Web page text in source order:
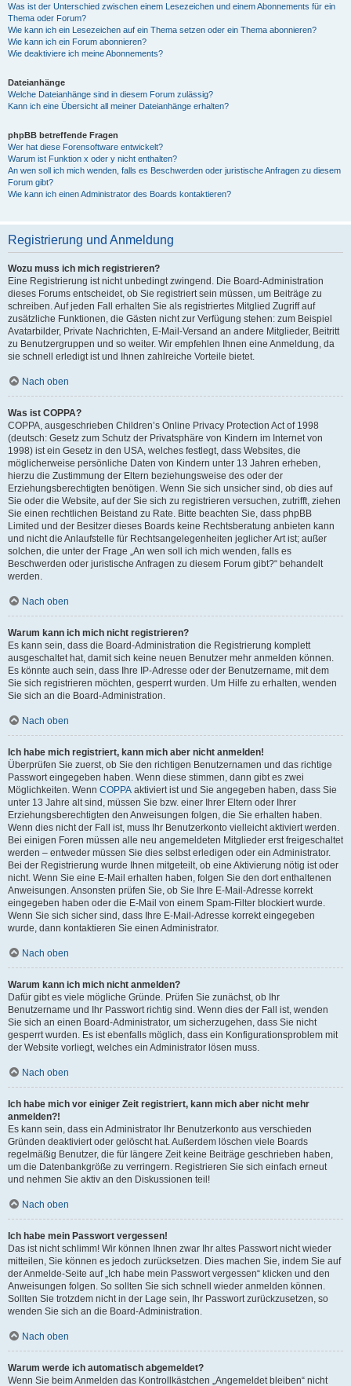
Was ist der Unterschied zwischen einem Lesezeichen und einem Abonnements für ein
Thema oder Forum?
Wie kann ich ein Lesezeichen auf ein Thema setzen oder ein Thema abonnieren?
Wie kann ich ein Forum abonnieren?
Wie deaktiviere ich meine Abonnements?
Dateianhänge
Welche Dateianhänge sind in diesem Forum zulässig?
Kann ich eine Übersicht all meiner Dateianhänge erhalten?
phpBB betreffende Fragen
Wer hat diese Forensoftware entwickelt?
Warum ist Funktion x oder y nicht enthalten?
An wen soll ich mich wenden, falls es Beschwerden oder juristische Anfragen zu diesem
Forum gibt?
Wie kann ich einen Administrator des Boards kontaktieren?
Registrierung und Anmeldung
Wozu muss ich mich registrieren?
Eine Registrierung ist nicht unbedingt zwingend. Die Board-Administration
dieses Forums entscheidet, ob Sie registriert sein müssen, um Beiträge zu
schreiben. Auf jeden Fall erhalten Sie als registriertes Mitglied Zugriff auf
zusätzliche Funktionen, die Gästen nicht zur Verfügung stehen: zum Beispiel
Avatarbilder, Private Nachrichten, E-Mail-Versand an andere Mitglieder, Beitritt
zu Benutzergruppen und so weiter. Wir empfehlen Ihnen eine Anmeldung, da
sie schnell erledigt ist und Ihnen zahlreiche Vorteile bietet.
Nach oben
Was ist COPPA?
COPPA, ausgeschrieben Children’s Online Privacy Protection Act of 1998
(deutsch: Gesetz zum Schutz der Privatsphäre von Kindern im Internet von
1998) ist ein Gesetz in den USA, welches festlegt, dass Websites, die
möglicherweise persönliche Daten von Kindern unter 13 Jahren erheben,
hierzu die Zustimmung der Eltern beziehungsweise des oder der
Erziehungsberechtigten benötigen. Wenn Sie sich unsicher sind, ob dies auf
Sie oder die Website, auf der Sie sich zu registrieren versuchen, zutrifft, ziehen
Sie einen rechtlichen Beistand zu Rate. Bitte beachten Sie, dass phpBB
Limited und der Besitzer dieses Boards keine Rechtsberatung anbieten kann
und nicht die Anlaufstelle für Rechtsangelegenheiten jeglicher Art ist; außer
solchen, die unter der Frage „An wen soll ich mich wenden, falls es
Beschwerden oder juristische Anfragen zu diesem Forum gibt?“ behandelt
werden.
Nach oben
Warum kann ich mich nicht registrieren?
Es kann sein, dass die Board-Administration die Registrierung komplett
ausgeschaltet hat, damit sich keine neuen Benutzer mehr anmelden können.
Es könnte auch sein, dass Ihre IP-Adresse oder der Benutzername, mit dem
Sie sich registrieren möchten, gesperrt wurden. Um Hilfe zu erhalten, wenden
Sie sich an die Board-Administration.
Nach oben
Ich habe mich registriert, kann mich aber nicht anmelden!
Überprüfen Sie zuerst, ob Sie den richtigen Benutzernamen und das richtige
Passwort eingegeben haben. Wenn diese stimmen, dann gibt es zwei
Möglichkeiten. Wenn COPPA aktiviert ist und Sie angegeben haben, dass Sie
unter 13 Jahre alt sind, müssen Sie bzw. einer Ihrer Eltern oder Ihrer
Erziehungsberechtigten den Anweisungen folgen, die Sie erhalten haben.
Wenn dies nicht der Fall ist, muss Ihr Benutzerkonto vielleicht aktiviert werden.
Bei einigen Foren müssen alle neu angemeldeten Mitglieder erst freigeschaltet
werden – entweder müssen Sie dies selbst erledigen oder ein Administrator.
Bei der Registrierung wurde Ihnen mitgeteilt, ob eine Aktivierung nötig ist oder
nicht. Wenn Sie eine E-Mail erhalten haben, folgen Sie den dort enthaltenen
Anweisungen. Ansonsten prüfen Sie, ob Sie Ihre E-Mail-Adresse korrekt
eingegeben haben oder die E-Mail von einem Spam-Filter blockiert wurde.
Wenn Sie sich sicher sind, dass Ihre E-Mail-Adresse korrekt eingegeben
wurde, dann kontaktieren Sie einen Administrator.
Nach oben
Warum kann ich mich nicht anmelden?
Dafür gibt es viele mögliche Gründe. Prüfen Sie zunächst, ob Ihr
Benutzername und Ihr Passwort richtig sind. Wenn dies der Fall ist, wenden
Sie sich an einen Board-Administrator, um sicherzugehen, dass Sie nicht
gesperrt wurden. Es ist ebenfalls möglich, dass ein Konfigurationsproblem mit
der Website vorliegt, welches ein Administrator lösen muss.
Nach oben
Ich habe mich vor einiger Zeit registriert, kann mich aber nicht mehr
anmelden?!
Es kann sein, dass ein Administrator Ihr Benutzerkonto aus verschieden
Gründen deaktiviert oder gelöscht hat. Außerdem löschen viele Boards
regelmäßig Benutzer, die für längere Zeit keine Beiträge geschrieben haben,
um die Datenbankgröße zu verringern. Registrieren Sie sich einfach erneut
und nehmen Sie aktiv an den Diskussionen teil!
Nach oben
Ich habe mein Passwort vergessen!
Das ist nicht schlimm! Wir können Ihnen zwar Ihr altes Passwort nicht wieder
mitteilen, Sie können es jedoch zurücksetzen. Dies machen Sie, indem Sie auf
der Anmelde-Seite auf „Ich habe mein Passwort vergessen“ klicken und den
Anweisungen folgen. So sollten Sie sich schnell wieder anmelden können.
Sollten Sie trotzdem nicht in der Lage sein, Ihr Passwort zurückzusetzen, so
wenden Sie sich an die Board-Administration.
Nach oben
Warum werde ich automatisch abgemeldet?
Wenn Sie beim Anmelden das Kontrollkästchen „Angemeldet bleiben“ nicht